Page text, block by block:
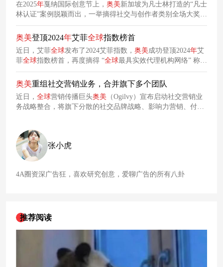
在2025年戛纳国际创意节上， 奥美新加坡为凡士林打造的“凡士
林认证”案例脱颖而出，一举摘得社交与创作者类别全场大奖及
媒体类别金狮奖，延续了奥美连续两年蝉联该类别最高荣誉的
纪录，同时助力 奥美全球网络在本届创意节斩获6金8银9铜共
67项荣誉。
奥美登顶2024年艾菲全球指数榜首
近日，艾菲全球发布了2024艾菲指数， 奥美成功登顶2024年艾
菲全球指数榜首，再度摘得 “全球最具实效代理机构网络” 称
号。这一排名基于年度艾菲奖获奖数据，奥美凭借 4 项全场大
奖、36 项金奖、80 项银奖及 110 项铜奖的亮眼表现，延续了
其在营销实效领域的领先地位。
奥美重组社交营销业务，合并旗下多个团队
近日， 全球营销传播巨头奥美 （Ogilvy）宣布启动社交营销业
务战略整合，将旗下分散的社交品牌战略、影响力营销、付费
张小虎
4A圈资深广告狂，喜欢研究创意，爱聊广告的所有八卦
推荐阅读